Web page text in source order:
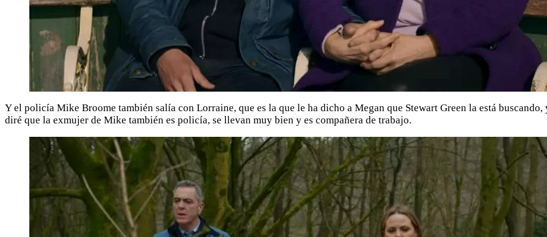
Y el policía Mike Broome también salía con Lorraine, que es la que le ha dicho a Megan que Stewart Green la está
diré que la exmujer de Mike también es policía, se llevan muy bien y es compañera de trabajo.